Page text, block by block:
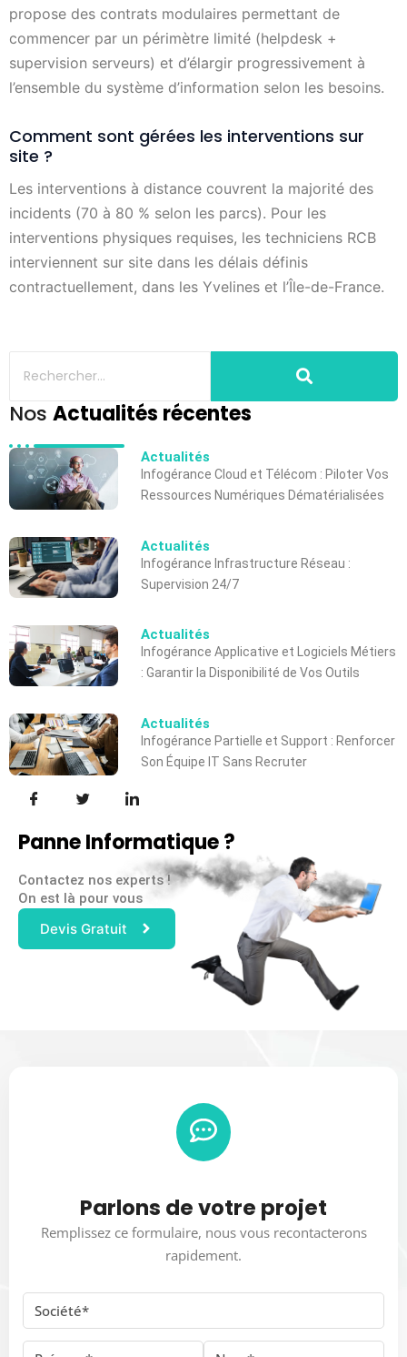
propose des contrats modulaires permettant de
commencer par un périmètre limité (helpdesk +
supervision serveurs) et d’élargir progressivement à
l’ensemble du système d’information selon les besoins.
Comment sont gérées les interventions sur
site ?
Les interventions à distance couvrent la majorité des
incidents (70 à 80 % selon les parcs). Pour les
interventions physiques requises, les techniciens RCB
interviennent sur site dans les délais définis
contractuellement, dans les Yvelines et l’Île-de-France.
Nos Actualités récentes
Actualités
Infogérance Cloud et Télécom : Piloter Vos
Ressources Numériques Dématérialisées
Actualités
Infogérance Infrastructure Réseau :
Supervision 24/7
Actualités
Infogérance Applicative et Logiciels Métiers
: Garantir la Disponibilité de Vos Outils
Actualités
Infogérance Partielle et Support : Renforcer
Son Équipe IT Sans Recruter
Panne Informatique ?
Contactez nos experts !
On est là pour vous
Devis Gratuit
Parlons de votre projet
Remplissez ce formulaire, nous vous recontacterons
rapidement.